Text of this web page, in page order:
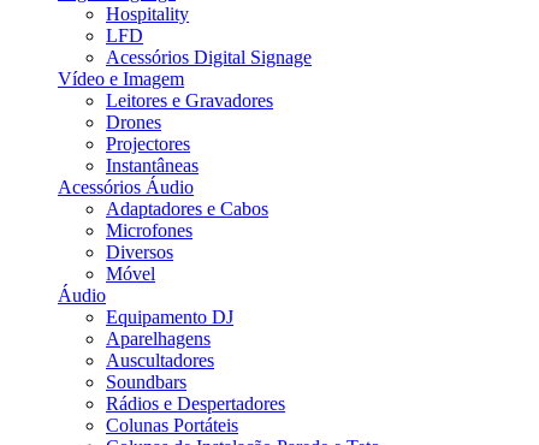
Hospitality
LFD
Acessórios Digital Signage
Vídeo e Imagem
Leitores e Gravadores
Drones
Projectores
Instantâneas
Acessórios Áudio
Adaptadores e Cabos
Microfones
Diversos
Móvel
Áudio
Equipamento DJ
Aparelhagens
Auscultadores
Soundbars
Rádios e Despertadores
Colunas Portáteis